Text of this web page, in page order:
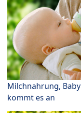
Milchnahrung,
kommt es an